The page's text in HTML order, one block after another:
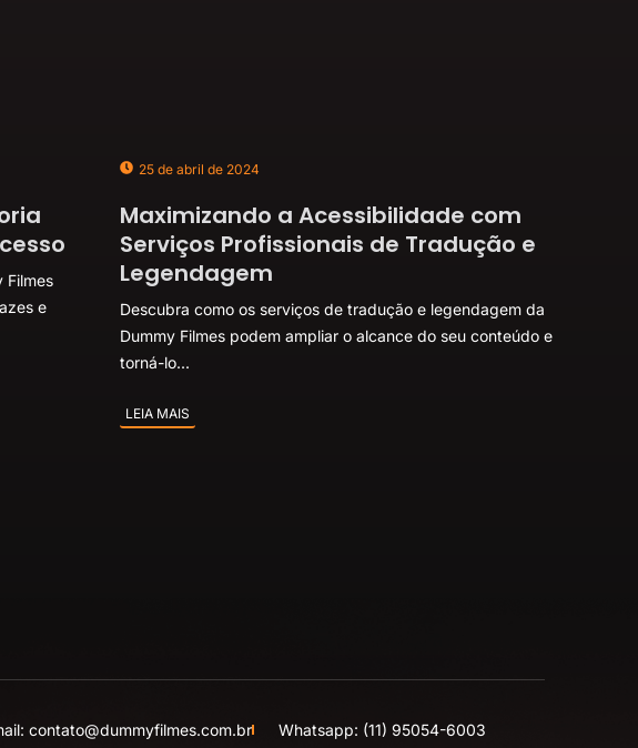
Filmes
e
25 de abril de 2024
Maximizando a Acessibilidade com
Serviços Profissionais de Tradução e
Legendagem
Descubra como os serviços de tradução e legendagem da
Dummy Filmes podem ampliar o alcance do seu conteúdo e
torná-lo...
LEIA MAIS
contato@dummyfilmes.com.br Whatsapp: (11) 95054-6003